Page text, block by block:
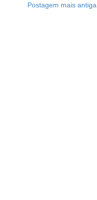
Postagem mais antiga